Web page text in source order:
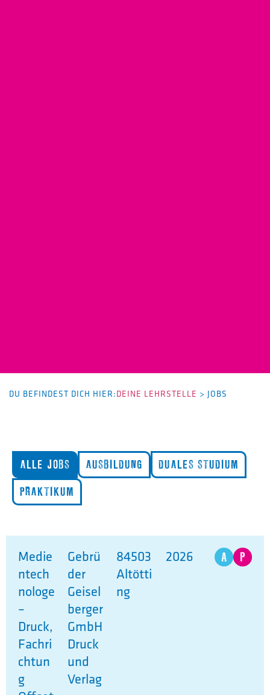
DU BEFINDEST DICH HIER:DEINE LEHRSTELLE > JOBS
ALLE JOBS AUSBILDUNG
DUALES STUDIUM
PRAKTIKUM
Medie
ntech
nologe
–
Druck,
Fachri
chtun
g
Gebrü
der
Geisel
berger
GmbH
Druck
und
Verlag
84503
Altötti
ng
2026